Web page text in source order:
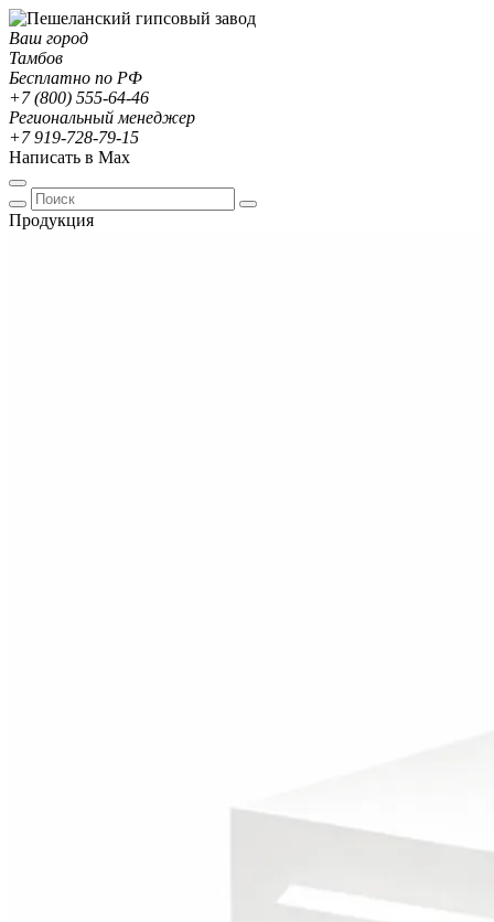
Ваш город
Тамбов
Бесплатно по РФ
+7 (800) 555-64-46
Региональный менеджер
+7 919-728-79-15
Написать в Max
Продукция